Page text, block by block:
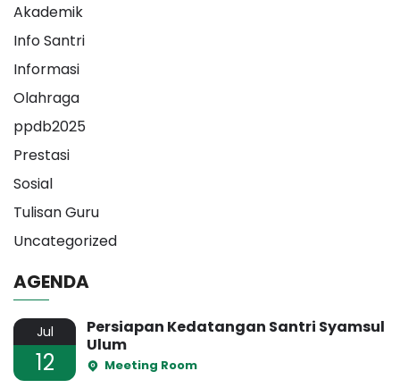
Akademik
Info Santri
Informasi
Olahraga
ppdb2025
Prestasi
Sosial
Tulisan Guru
Uncategorized
AGENDA
Jul
12
Persiapan Kedatangan Santri Syamsul
Ulum
Meeting Room